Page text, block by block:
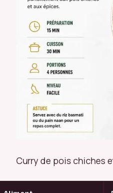
Curry de pois chiches